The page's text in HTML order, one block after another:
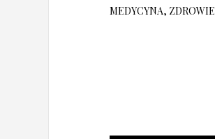
MEDYCYNA, ZDROWIE